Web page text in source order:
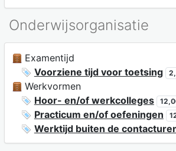
Onderwijsorganisatie
Examentijd
Voorziene tijd voor toetsing
Werkvormen
Hoor- en/of werkcolleges
Practicum en/of oefeningen
Werktijd buiten de